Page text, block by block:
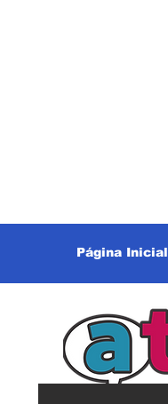
Página Inicial